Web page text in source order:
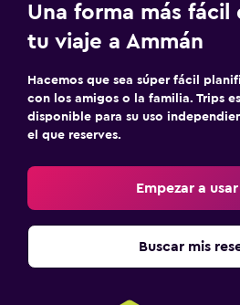
Una forma más
tu viaje a Ammán
Hacemos que sea súper fácil
con los amigos o la familia. Trips
disponible para su uso
el que reserves.
Empezar a
Buscar mis